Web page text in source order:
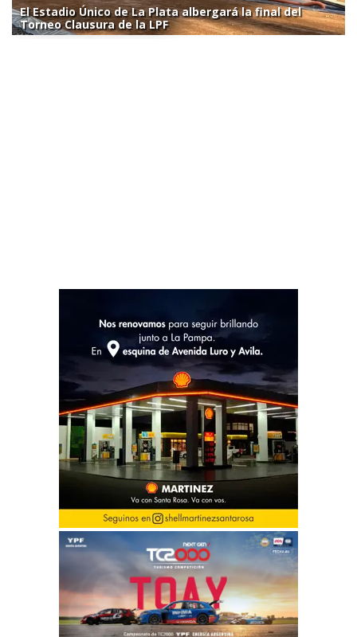
El Estadio Único de La Plata albergará la final del
Torneo Clausura de la LPF